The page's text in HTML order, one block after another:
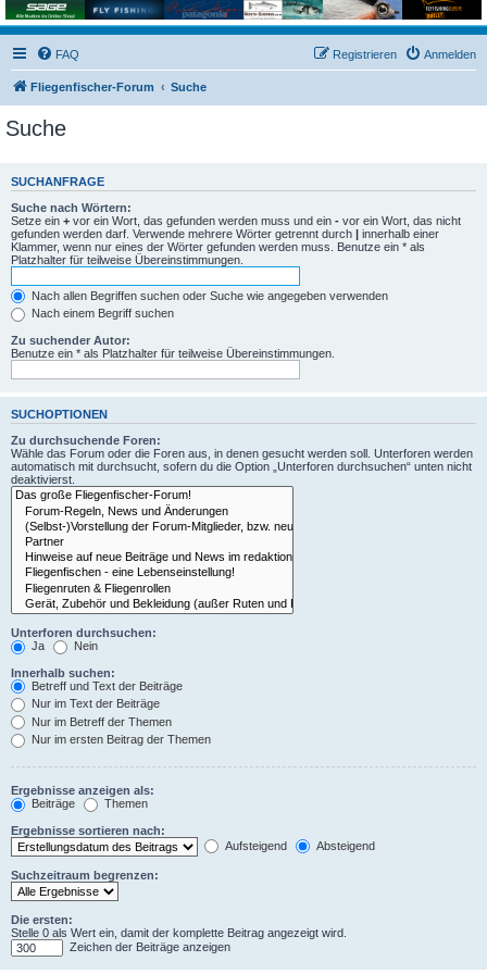
FAQ Anmelden
Registrieren
Fliegenfischer-Forum Suche
Suche
SUCHANFRAGE
Suche nach Wörtern:
Setze ein + vor ein Wort, das gefunden werden muss und ein - vor ein Wort, das nicht
gefunden werden darf. Verwende mehrere Wörter getrennt durch | innerhalb einer
Klammer, wenn nur eines der Wörter gefunden werden muss. Benutze ein * als
Platzhalter für teilweise Übereinstimmungen.
Nach allen Begriffen suchen oder Suche wie angegeben verwenden
Nach einem Begriff suchen
Zu suchender Autor:
Benutze ein * als Platzhalter für teilweise Übereinstimmungen.
SUCHOPTIONEN
Zu durchsuchende Foren:
Wähle das Forum oder die Foren aus, in denen gesucht werden soll. Unterforen werden
automatisch mit durchsucht, sofern du die Option „Unterforen durchsuchen“ unten nicht
deaktivierst.
Unterforen durchsuchen:
Ja
Nein
Innerhalb suchen:
Betreff und Text der Beiträge
Nur im Text der Beiträge
Nur im Betreff der Themen
Nur im ersten Beitrag der Themen
Ergebnisse anzeigen als:
Beiträge
Themen
Ergebnisse sortieren nach:
Aufsteigend
Absteigend
Suchzeitraum begrenzen:
Die ersten:
Stelle 0 als Wert ein, damit der komplette Beitrag angezeigt wird.
Zeichen der Beiträge anzeigen